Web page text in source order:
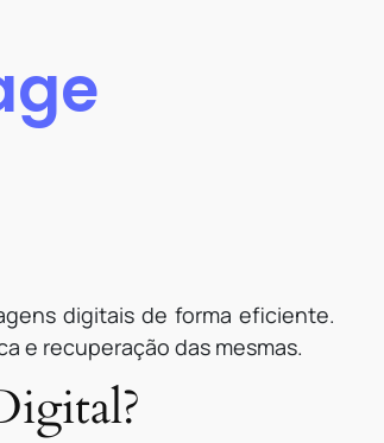
digitais de forma eficiente.
e recuperação das mesmas.